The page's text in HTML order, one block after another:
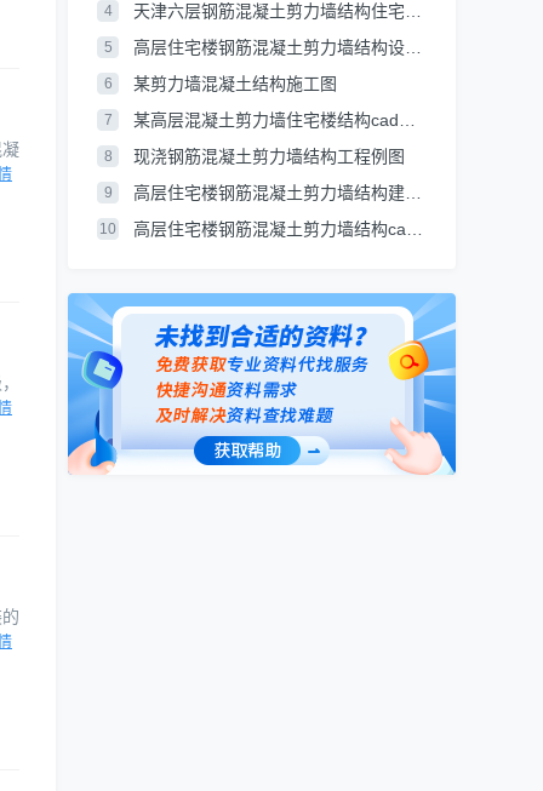
4
5
6 某剪力墙混凝土结构施工图
7
8 现浇钢筋混凝土剪力墙结构工程例图
9
10